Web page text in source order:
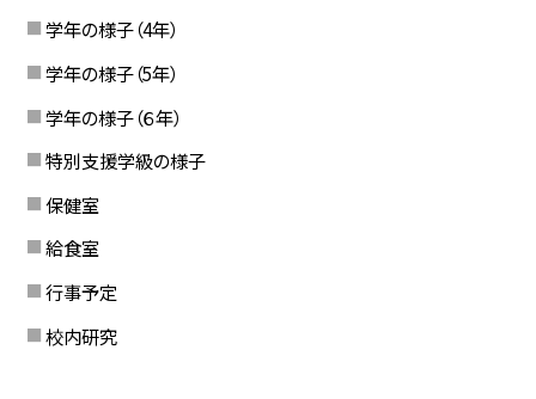
学年の様子（4年）
学年の様子（5年）
学年の様子（６年）
特別支援学級の様子
保健室
給食室
行事予定
校内研究